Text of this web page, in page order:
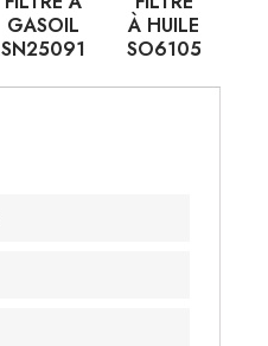
GASOIL
SN25091
À HUILE
SO6105